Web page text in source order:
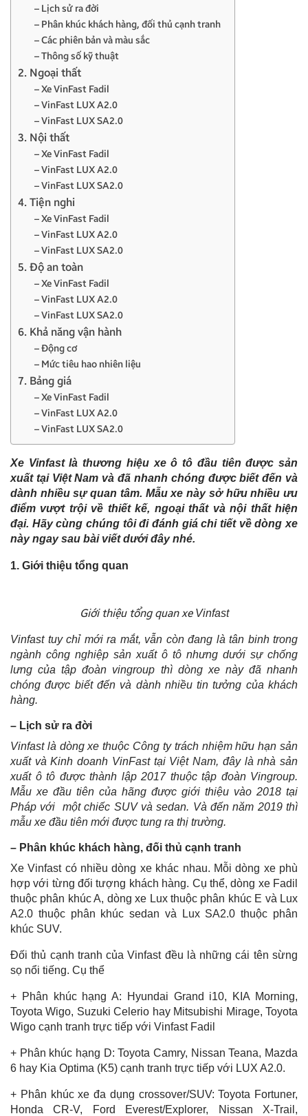
– Lịch sử ra đời
– Phân khúc khách hàng, đối thủ cạnh tranh
– Các phiên bản và màu sắc
– Thông số kỹ thuật
2. Ngoại thất
– Xe VinFast Fadil
– VinFast LUX A2.0
– VinFast LUX SA2.0
3. Nội thất
– Xe VinFast Fadil
– VinFast LUX A2.0
– VinFast LUX SA2.0
4. Tiện nghi
– Xe VinFast Fadil
– VinFast LUX A2.0
– VinFast LUX SA2.0
5. Độ an toàn
– Xe VinFast Fadil
– VinFast LUX A2.0
– VinFast LUX SA2.0
6. Khả năng vận hành
– Động cơ
– Mức tiêu hao nhiên liệu
7. Bảng giá
– Xe VinFast Fadil
– VinFast LUX A2.0
– VinFast LUX SA2.0
Xe Vinfast là thương hiệu xe ô tô đầu tiên được sản
xuất tại Việt Nam và đã nhanh chóng được biết đến và
dành nhiều sự quan tâm. Mẫu xe này sở hữu nhiều ưu
điểm vượt trội về thiết kế, ngoại thất và nội thất hiện
đại. Hãy cùng chúng tôi đi đánh giá chi tiết về dòng xe
này ngay sau bài viết dưới đây nhé.
1. Giới thiệu tổng quan
Giới thiệu tổng quan xe Vinfast
Vinfast tuy chỉ mới ra mắt, vẫn còn đang là tân binh trong
ngành công nghiệp sản xuất ô tô nhưng dưới sự chống
lưng của tập đoàn vingroup thì dòng xe này đã nhanh
chóng được biết đến và dành nhiều tin tưởng của khách
hàng.
– Lịch sử ra đời
Vinfast là dòng xe thuộc Công ty trách nhiệm hữu hạn sản
xuất và Kinh doanh VinFast tại Việt Nam, đây là nhà sản
xuất ô tô được thành lập 2017 thuộc tập đoàn Vingroup.
Mẫu xe đầu tiên của hãng được giới thiệu vào 2018 tại
Pháp với một chiếc SUV và sedan. Và đến năm 2019 thì
mẫu xe đầu tiên mới được tung ra thị trường.
– Phân khúc khách hàng, đối thủ cạnh tranh
Xe Vinfast có nhiều dòng xe khác nhau. Mỗi dòng xe phù
hợp với từng đối tượng khách hàng. Cụ thể, dòng xe Fadil
thuộc phân khúc A, dòng xe Lux thuộc phân khúc E và Lux
A2.0 thuộc phân khúc sedan và Lux SA2.0 thuộc phân
khúc SUV.
Đối thủ cạnh tranh của Vinfast đều là những cái tên sừng
sọ nổi tiếng. Cụ thể
+ Phân khúc hạng A: Hyundai Grand i10, KIA Morning,
Toyota Wigo, Suzuki Celerio hay Mitsubishi Mirage, Toyota
Wigo cạnh tranh trực tiếp với Vinfast Fadil
+ Phân khúc hạng D: Toyota Camry, Nissan Teana, Mazda
6 hay Kia Optima (K5) cạnh tranh trực tiếp với LUX A2.0.
+ Phân khúc xe đa dụng crossover/SUV: Toyota Fortuner,
Honda CR-V, Ford Everest/Explorer, Nissan X-Trail,